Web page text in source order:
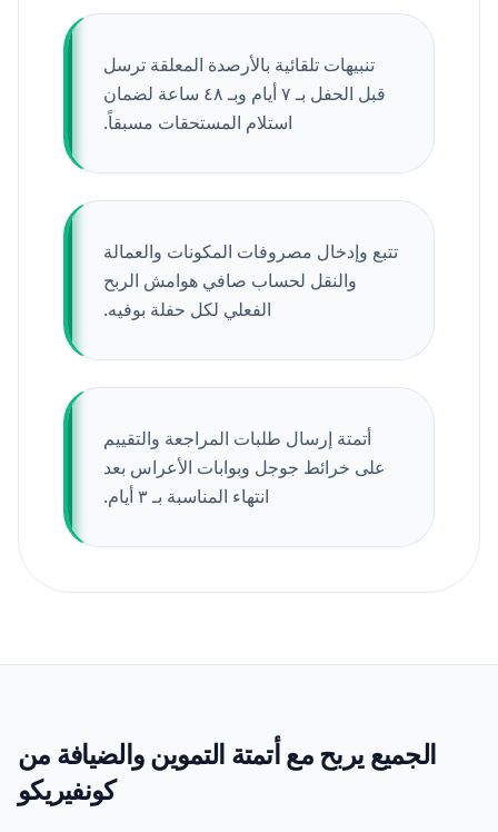
تنبيهات تلقائية بالأرصدة المعلقة ترسل
قبل الحفل بـ ٧ أيام وبـ ٤٨ ساعة لضمان
استلام المستحقات مسبقاً.
تتبع وإدخال مصروفات المكونات والعمالة
والنقل لحساب صافي هوامش الربح
الفعلي لكل حفلة بوفيه.
أتمتة إرسال طلبات المراجعة والتقييم
على خرائط جوجل وبوابات الأعراس بعد
انتهاء المناسبة بـ ٣ أيام.
الجميع يربح مع أتمتة التموين والضيافة من
كونفيريكو